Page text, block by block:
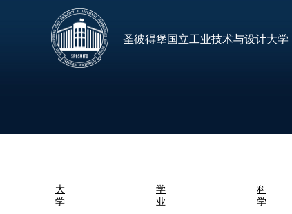
圣彼得堡国立工业技术与设计大学
大
学
学
业
科
学